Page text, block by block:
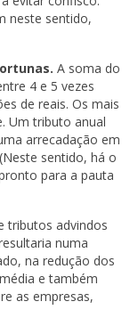
neste sentido,
A soma do
4 e 5 vezes
de reais. Os mais
Um tributo anual
arrecadação em
sentido, há o
para a pauta
tributos advindos
numa
na redução dos
e também
as empresas,